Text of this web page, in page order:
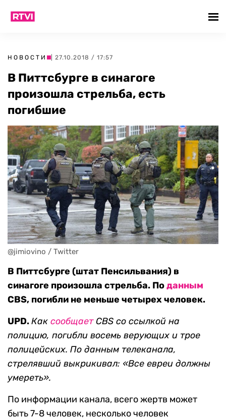
НОВОСТИ | 27.10.2018 / 17:57
В Питтсбурге в синагоге
произошла стрельба, есть
погибшие
@jimiovino / Twitter
В Питтсбурге (штат Пенсильвания) в
синагоге произошла стрельба. Поданным
CBS, погибли не меньше четырех человек.
UPD.Как сообщаетCBS со ссылкой на
полицию, погибли восемь верующих и трое
полицейских. По данным телеканала,
стрелявший выкрикивал: «Все евреи должны
умереть».
По информации канала, всего жертв может
быть 7-8 человек, несколько человек